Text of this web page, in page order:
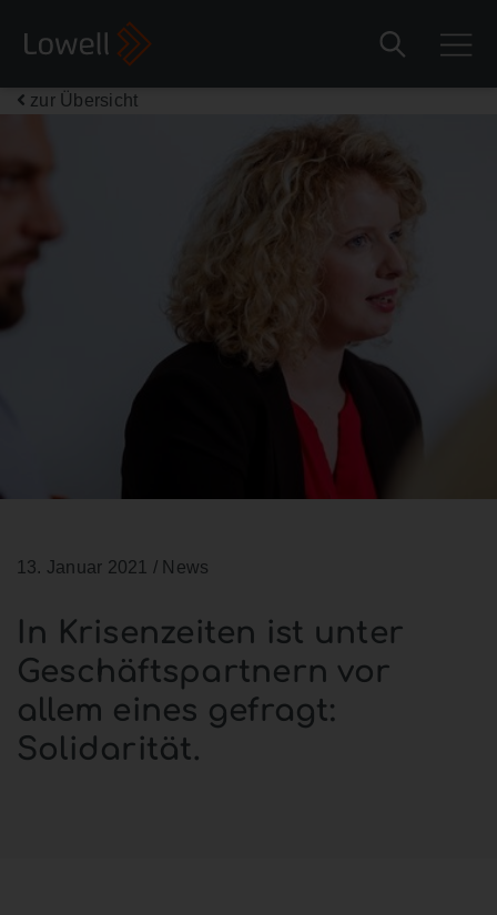
zur Übersicht
13. Januar 2021 / News
In Krisenzeiten ist unter
Geschäftspartnern vor
allem eines gefragt:
Solidarität.